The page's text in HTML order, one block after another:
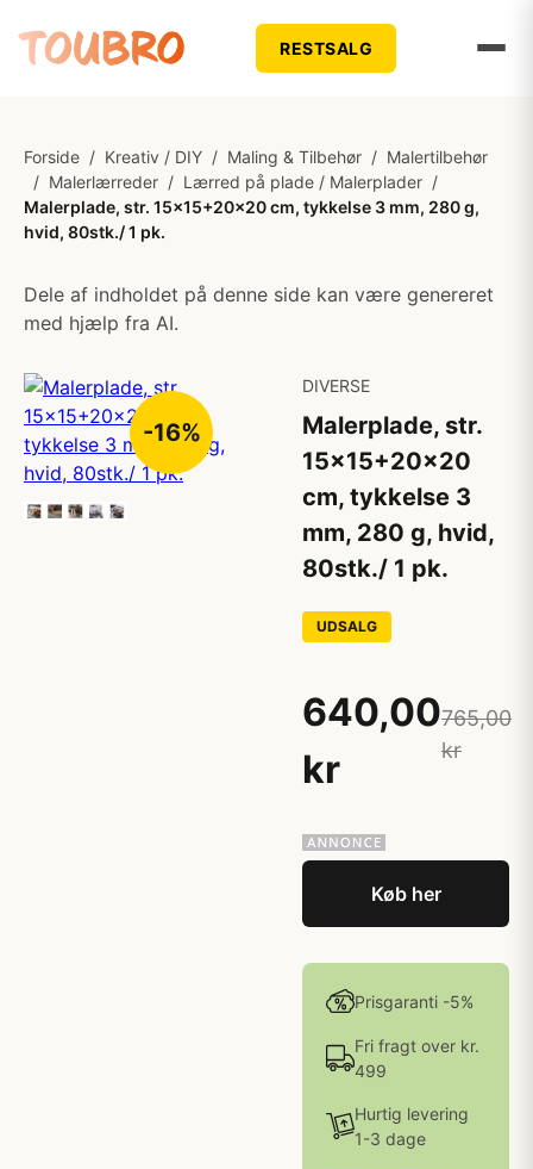
RESTSALG
Forside / Kreativ / DIY / Maling & Tilbehør / Malertilbehør
/ Malerlærreder / Lærred på plade / Malerplader /
Malerplade, str. 15x15+20x20 cm, tykkelse 3 mm, 280 g,
hvid, 80stk./ 1 pk.
Dele af indholdet på denne side kan være genereret
med hjælp fra AI.
-16%
DIVERSE
Malerplade, str.
15x15+20x20
cm, tykkelse 3
mm, 280 g, hvid,
80stk./ 1 pk.
UDSALG
640,00
kr
765,00
kr
Køb her
Prisgaranti -5%
Fri fragt over kr.
499
Hurtig levering
1-3 dage